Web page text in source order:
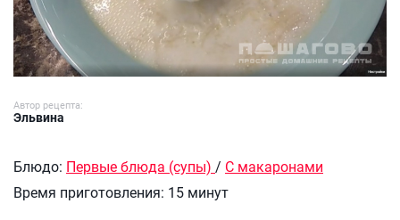
Автор рецепта:
Эльвина
Блюдо: Первые блюда (супы) / С макаронами
Время приготовления: 15 минут